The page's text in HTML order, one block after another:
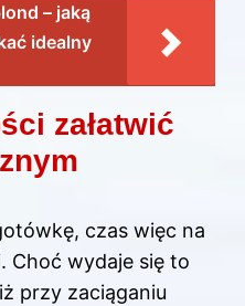
– jaką
idealny
załatwić
czas więc na
Choć wydaje się to
przy zaciąganiu